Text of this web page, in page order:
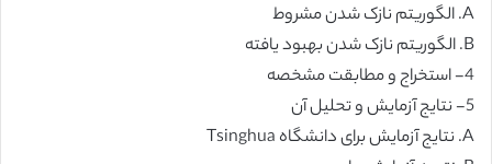
A. الگوریتم نازک شدن مشروط
B. الگوریتم نازک شدن بهبود یافته
4- استخراج و مطابقت مشخصه
5- نتایج آزمایش و تحلیل آن
A. نتایج آزمایش برای دانشگاه Tsinghua